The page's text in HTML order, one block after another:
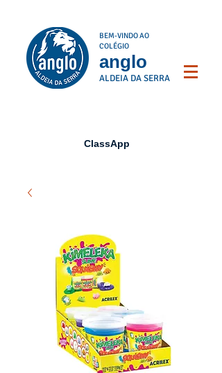
BEM-VINDO AO
COLÉGIO
anglo
ALDEIA DA SERRA
ClassApp